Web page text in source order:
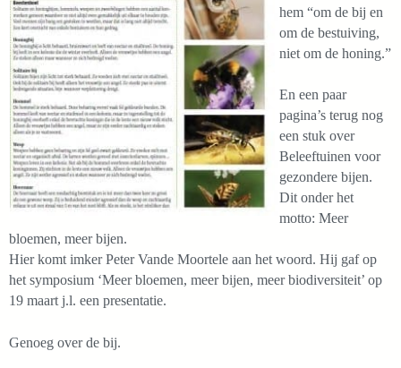
hem “om de bij en
om de bestuiving,
niet om de honing.”
En een paar
pagina’s terug nog
een stuk over
Beleeftuinen voor
gezondere bijen.
Dit onder het
motto: Meer
bloemen, meer bijen.
Hier komt imker Peter Vande Moortele aan het woord. Hij gaf op
het symposium ‘Meer bloemen, meer bijen, meer biodiversiteit’ op
19 maart j.l. een presentatie.
Genoeg over de bij.